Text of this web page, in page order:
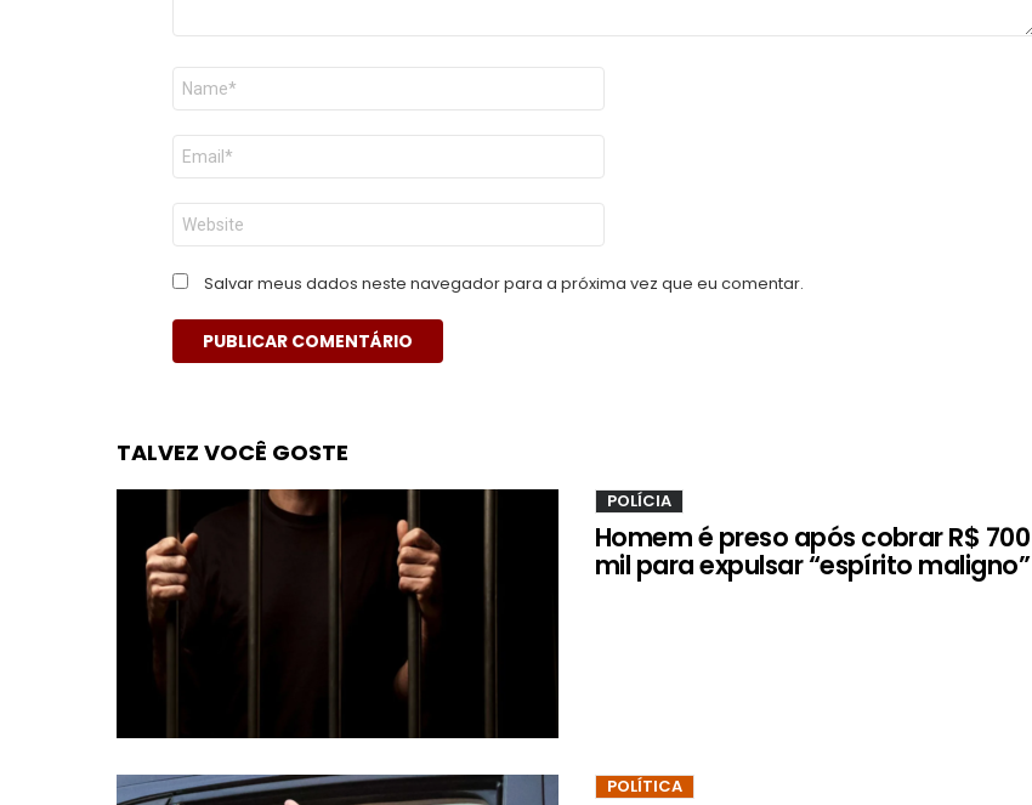
Nome
E-
mail
*
Site
Salvar meus dados neste navegador para a próxima vez que eu comentar.
TALVEZ VOCÊ GOSTE
POLÍCIA
Homem é preso após cobrar R$ 700
mil para expulsar “espírito maligno”
POLÍTICA